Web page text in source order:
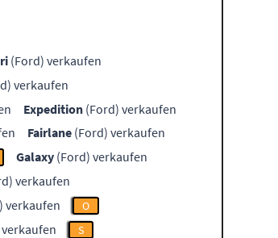
(Ford) verkaufen
verkaufen
Expedition (Ford) verkaufen
Fairlane (Ford) verkaufen
Galaxy (Ford) verkaufen
verkaufen
verkaufen O
S